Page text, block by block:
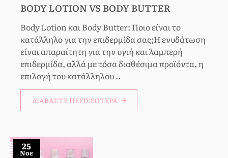
BODY LOTION VS BODY BUTTER
Body Lotion και Body Butter: Ποιο είναι το
κατάλληλο για την επιδερμίδα σας;Η ενυδάτωση
είναι απαραίτητη για την υγιή και λαμπερή
επιδερμίδα, αλλά με τόσα διαθέσιμα προϊόντα, η
επιλογή του κατάλληλου ..
ΔΙΑΒΆΣΤΕ ΠΕΡΙΣΣΌΤΕΡΑ
25
Νοε